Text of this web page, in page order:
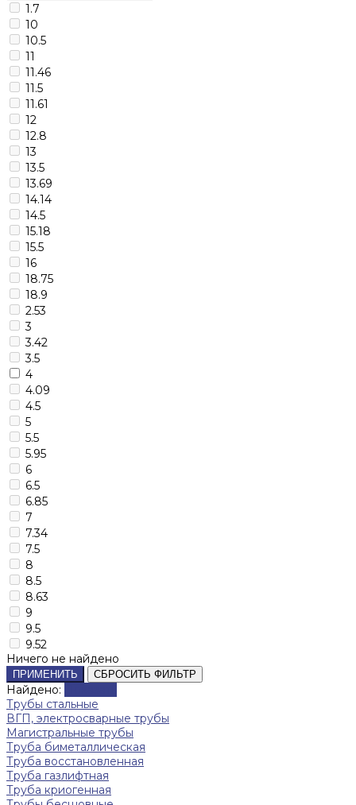
1.7
10
10.5
11
11.46
11.5
11.61
12
12.8
13
13.5
13.69
14.14
14.5
15.18
15.5
16
18.75
18.9
2.53
3
3.42
3.5
4
4.09
4.5
5
5.5
5.95
6
6.5
6.85
7
7.34
7.5
8
8.5
8.63
9
9.5
9.52
Ничего не найдено
ПРИМЕНИТЬ СБРОСИТЬ ФИЛЬТР
Найдено:
Трубы стальные
ВГП, электросварные трубы
Магистральные трубы
Труба биметаллическая
Труба восстановленная
Труба газлифтная
Труба криогенная